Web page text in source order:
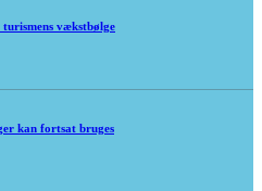
vækstbølge
kan fortsat bruges